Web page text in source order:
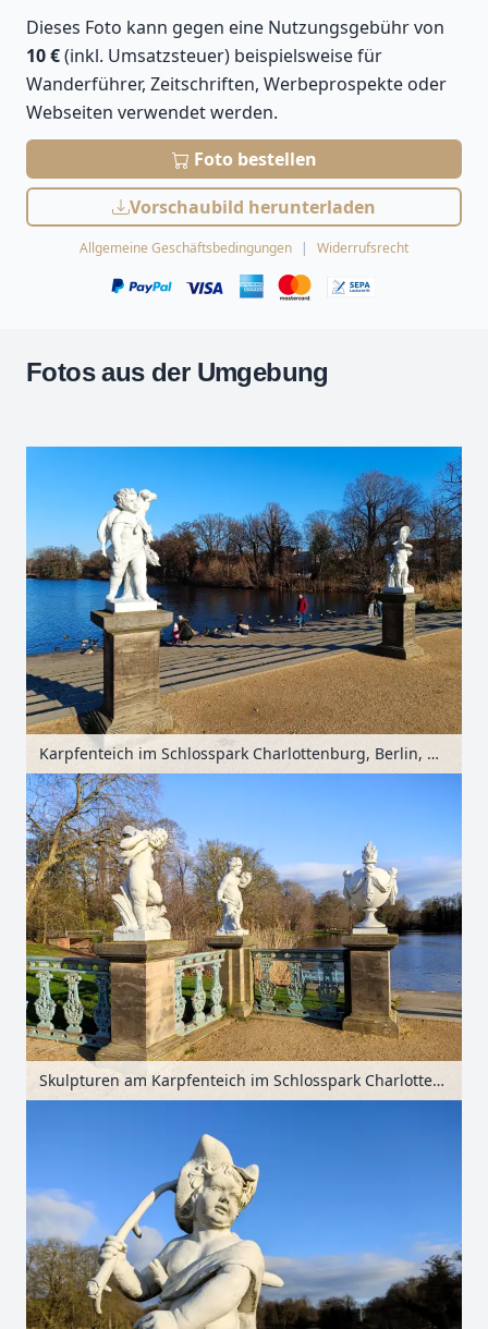
Dieses Foto kann gegen eine Nutzungsgebühr von
10 €(inkl. Umsatzsteuer) beispielsweise für
Wanderführer, Zeitschriften, Werbeprospekte oder
Webseiten verwendet werden.
Foto bestellen
Vorschaubild herunterladen
Allgemeine Geschäftsbedingungen Widerrufsrecht
Fotos aus der Umgebung
+
Karpfenteich im Schlosspark Charlottenburg, Berlin, Deutschland
Skulpturen am Karpfenteich im Schlosspark Charlottenburg, Berlin, Deutschland